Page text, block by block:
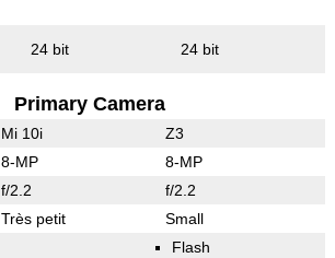
24 bit 24 bit
Primary Camera
Mi 10i Z3
8-MP 8-MP
f/2.2 f/2.2
Très petit Small
Flash